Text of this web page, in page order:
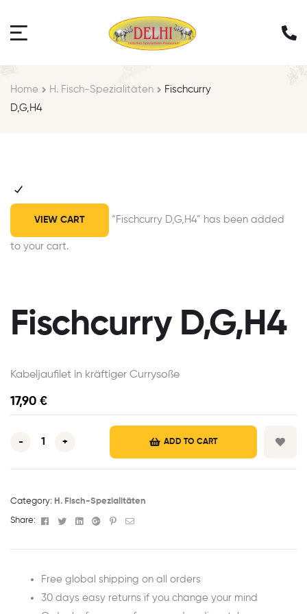
Home H. Fisch-Spezialitäten
Fischcurry
D,G,H4
VIEW CART “Fischcurry D,G,H4” has been added
to your cart.
Fischcurry D,G,H4
Kabeljaufilet in kräftiger Currysoße
17,90 €
- + ADD TO CART
Category: H. Fisch-Spezialitäten
Share: Facebook
TwitterLinkedinGoogle+Pinterest
Email
Free global shipping on all orders
30 days easy returns if you change your mind